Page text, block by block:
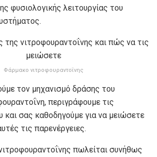
φυσιολογικής λειτουργίας του
Φάρμακο νιτροφουραντοΐνης
τον μηχανισμό δράσης του
περιγράφουμε τις
και σας καθοδηγούμε για να μειώσετε
τις παρενέργειες.
πωλείται συνήθως